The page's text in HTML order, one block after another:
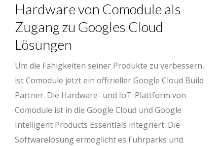
Hardware von Comodule als
Zugang zu Googles Cloud
Lösungen
Um die Fähigkeiten seiner Produkte zu verbessern,
ist Comodule jetzt ein offizieller Google Cloud Build
Partner. Die Hardware- und IoT-Plattform von
Comodule ist in die Google Cloud und Google
Intelligent Products Essentials integriert. Die
Softwarelösung ermöglicht es Fuhrparks und